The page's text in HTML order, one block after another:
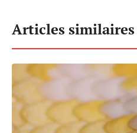
Articles similaires